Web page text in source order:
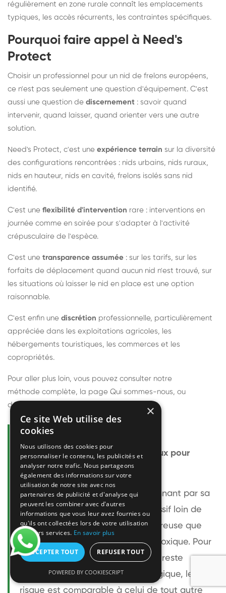
régulièrement en zone rurale connaît les emplacements
typiques, les accès récurrents, les contraintes spécifiques.
Pourquoi faire appel à Need's
Protect
Choisir un professionnel pour un nid de frelons européens,
ce n'est pas seulement une question d'équipement. C'est
aussi une question de discernement : savoir quand
intervenir, quand laisser, quand orienter vers une autre
solution.
Need's Protect, c'est une expérience terrain sur la diversité
des configurations rencontrées : nids urbains, nids ruraux,
nids en hauteur, nids en cavité, frelons isolés sans nid
identifié.
C'est une flexibilité d'intervention rare : interventions en
journée comme en soirée pour s'adapter à l'activité
crépusculaire de l'espèce.
C'est une transparence assumée : sur les tarifs, sur les
forfaits de déplacement quand aucun nid n'est trouvé, sur
les situations où laisser le nid en place est une option
raisonnable.
C'est enfin une discrétion professionnelle, particulièrement
appréciée dans les exploitations agricoles, les
hébergements touristiques, les commerces et les
copropriétés.
Pour aller plus loin, vous pouvez consulter notre
méthode complète, la page Qui sommes-nous, ou
découvrir
Questions fréquentes
Le frelon européen est-il dangereux pour
l'homme ?
Le frelon européen est impressionnant par sa
taille mais relativement peu agressif loin de
son nid. Sa piqûre est plus douloureuse que
celle d'une guêpe sans être plus toxique. Pour
une personne non allergique, elle reste
bénigne. Pour une personne allergique, le
risque est comparable à celui de tout autre
×
Ce site Web utilise des
cookies
Nous utilisons des cookies pour
personnaliser le contenu, les publicités et
analyser notre trafic. Nous partageons
également des informations sur votre
utilisation de notre site avec nos
partenaires de publicité et d'analyse qui
peuvent les combiner avec d'autres
informations que vous leur avez fournies ou
qu'ils ont collectées lors de votre utilisation
de leurs services. En savoir plus
ACCEPTER TOUT REFUSER TOUT
POWERED BY COOKIESCRIPT